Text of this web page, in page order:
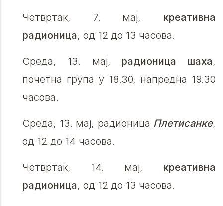
Четвртак, 7. мај, крeативна
радионица, од 12 до 13 часова.
Среда, 13. мај, радионица шаха,
почетна група у 18.30, напредна 19.30
часова.
Среда, 13. мај, радионица Плетисанке,
од 12 до 14 часова.
Четвртак, 14. мај, крeативна
радионица, од 12 до 13 часова.